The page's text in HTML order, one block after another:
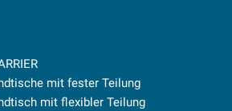
mit fester Teilung
mit flexibler Teilung